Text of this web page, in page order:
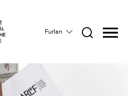
Furlan